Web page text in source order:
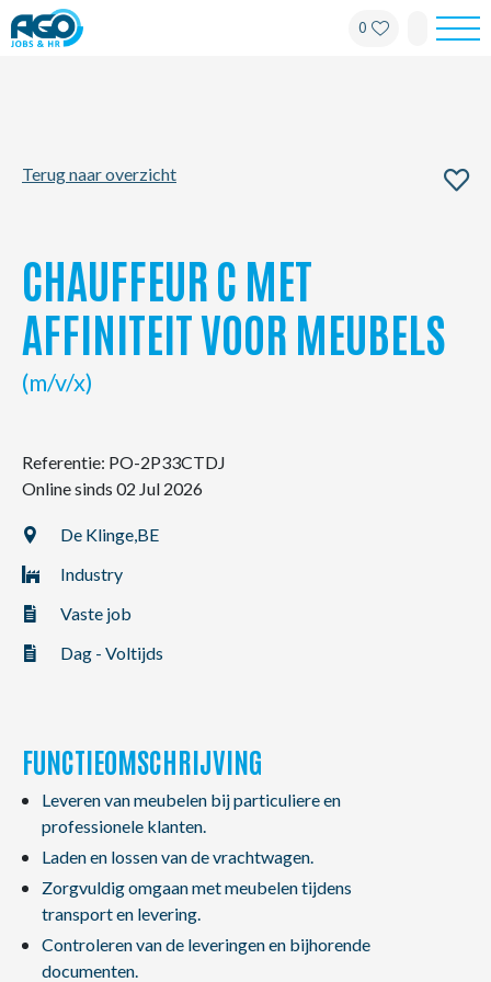
0
Kantoren
My AGO
NL FR EN
Terug naar overzicht
CHAUFFEUR C MET
AFFINITEIT VOOR MEUBELS
(m/v/x)
Referentie: PO-2P33CTDJ
Online sinds 02 Jul 2026
De Klinge,BE
Industry
Vaste job
Dag - Voltijds
FUNCTIEOMSCHRIJVING
Leveren van meubelen bij particuliere en
professionele klanten.
Laden en lossen van de vrachtwagen.
Zorgvuldig omgaan met meubelen tijdens
transport en levering.
Controleren van de leveringen en bijhorende
documenten.